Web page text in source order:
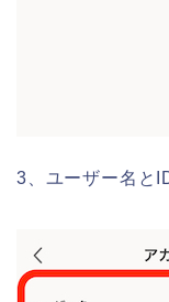
3、ユーザー名と